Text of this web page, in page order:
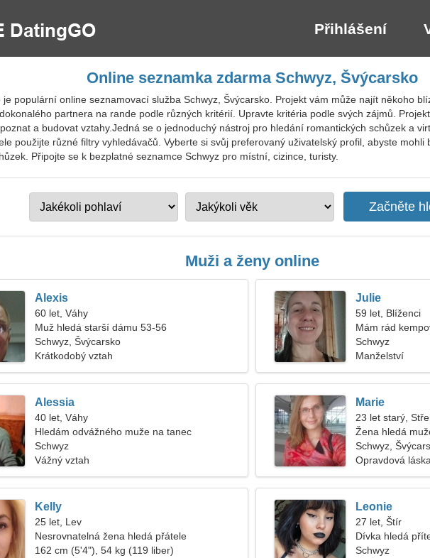
Přihlášení
Online seznamka zdarma Schwyz, Švýcarsko
je populární online seznamovací služba Schwyz, Švýcarsko. Projekt vám může najít někoho
partnera na rande podle různých kritérií. Upravte kritéria podle svých zájmů.
a budovat vztahy.Jedná se o jednoduchý nástroj pro hledání romantických schůzek a
použijte různé filtry vyhledávačů. Vyberte si svůj preferovaný uživatelský profil, abyste
Připojte se k bezplatné seznamce Schwyz pro místní, cizince, turisty.
Muži a ženy online
Alexis
60 let, Váhy
Muž hledá starší dámu 53-56
Schwyz, Švýcarsko
Krátkodobý vztah
Julie
59 let, Blíženci
Mám rád
Schwyz
Manželství
Alessia
40 let, Váhy
Hledám odvážného muže na tanec
Schwyz
Vážný vztah
Marie
23 let starý,
Žena hledá
Schwyz,
Opravdová láska
Kelly
25 let, Lev
Nesrovnatelná žena hledá přátele
162 cm (5'4"), 54 kg (119 liber)
Leonie
27 let, Štír
Dívka hledá
Schwyz